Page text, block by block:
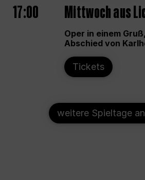
17:00 Mittwoch aus
Oper in einem
Abschied von
Tickets
weitere Spieltage